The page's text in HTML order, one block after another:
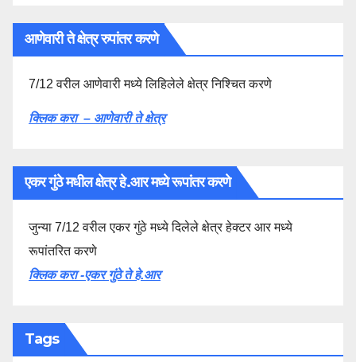
आणेवारी ते क्षेत्र रुपांतर करणे
7/12 वरील आणेवारी मध्ये लिहिलेले क्षेत्र निश्चित करणे
क्लिक करा – आणेवारी ते क्षेत्र
एकर गुंठे मधील क्षेत्र हे.आर मध्ये रूपांतर करणे
जुन्या 7/12 वरील एकर गुंठे मध्ये दिलेले क्षेत्र हेक्टर आर मध्ये
रूपांतरित करणे
क्लिक करा -एकर गुंठे ते हे.आर
Tags